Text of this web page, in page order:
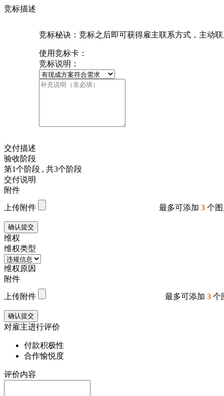
竞标描述
竞标秘诀：竞标之后即可获得雇主联系方式，主动
使用竞标卡：
竞标说明：
交付描述
验收阶段
第1个阶段 , 共3个阶段
交付说明
附件
上传附件 最多可添加 3 个
确认提交
维权
维权类型
维权原因
附件
上传附件 最多可添加 3 个
确认提交
对雇主进行评价
付款积极性
合作愉悦度
评价内容